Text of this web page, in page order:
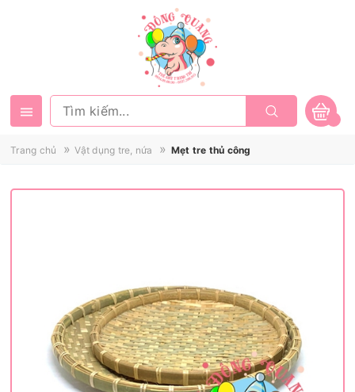
Trang chủ »Vật dụng tre, nứa » Mẹt tre thủ công